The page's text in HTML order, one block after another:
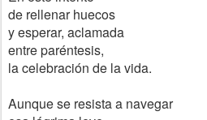
de rellenar huecos
y esperar, aclamada
entre paréntesis,
la celebración de la vida.
Aunque se resista a navegar